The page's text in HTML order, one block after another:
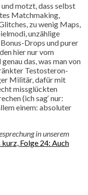
motzt, dass selbst
Matchmaking,
zu wenig Maps,
unzählige
Drops und purer
hier nur vom
das, was man von
Testosteron-
Militär, dafür mit
missglückten
(ich sag‘ nur:
einem: absoluter
in unserem
kurz, Folge 24: Auch